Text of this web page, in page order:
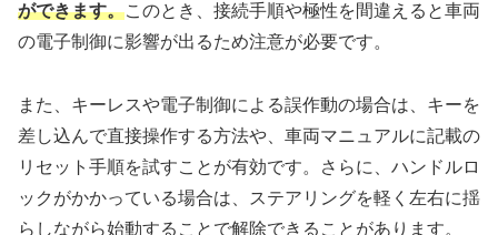
ができます。このとき、接続手順や極性を間違えると車両
の電子制御に影響が出るため注意が必要です。
また、キーレスや電子制御による誤作動の場合は、キーを
差し込んで直接操作する方法や、車両マニュアルに記載の
リセット手順を試すことが有効です。さらに、ハンドルロ
ックがかかっている場合は、ステアリングを軽く左右に揺
らしながら始動することで解除できることがあります。